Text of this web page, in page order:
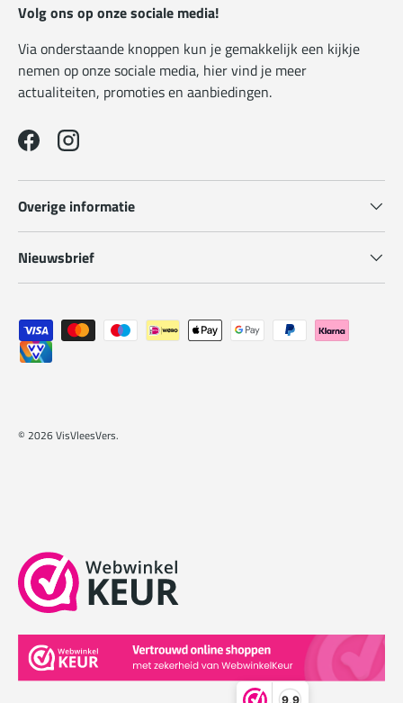
9,9
Volg ons op onze sociale media!
Via onderstaande knoppen kun je gemakkelijk een kijkje
nemen op onze sociale media, hier vind je meer
actualiteiten, promoties en aanbiedingen.
FacebookInstagram
Overige informatie
Nieuwsbrief
Geaccepteerde betaalmethoden
© 2026VisVleesVers.